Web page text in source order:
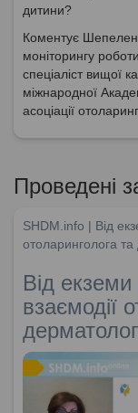
дитини?
Коментує
моніторингу
спеціаліст вищої
міжнародної
асоціації
Проведені
SHDM.info | Від
отоларинголога
Від екземи
взаємодії